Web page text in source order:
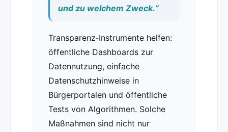
und zu welchem Zweck.”
Transparenz‑Instrumente helfen:
öffentliche Dashboards zur
Datennutzung, einfache
Datenschutzhinweise in
Bürgerportalen und öffentliche
Tests von Algorithmen. Solche
Maßnahmen sind nicht nur